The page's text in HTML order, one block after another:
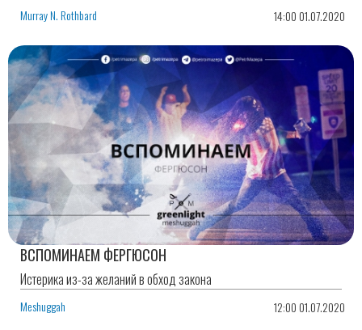
Murray N. Rothbard 14:00 01.07.2020
ВСПОМИНАЕМ ФЕРГЮСОН
Истерика из-за желаний в обход закона
Meshuggah 12:00 01.07.2020